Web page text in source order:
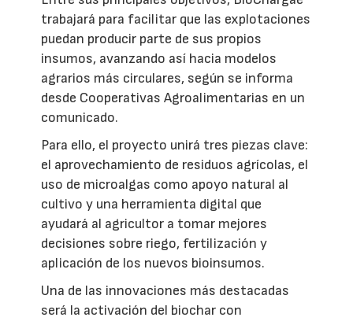
trabajará para facilitar que las explotaciones
puedan producir parte de sus propios
insumos, avanzando así hacia modelos
agrarios más circulares, según se informa
desde Cooperativas Agroalimentarias en un
comunicado.
Para ello, el proyecto unirá tres piezas clave:
el aprovechamiento de residuos agrícolas, el
uso de microalgas como apoyo natural al
cultivo y una herramienta digital que
ayudará al agricultor a tomar mejores
decisiones sobre riego, fertilización y
aplicación de los nuevos bioinsumos.
Una de las innovaciones más destacadas
será la activación del biochar con